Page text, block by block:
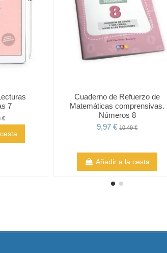
7
€
Cuaderno de Refuerzo de
Matemáticas comprensivas.
Números 8
9,97 €10,49 €
Añadir a la cesta